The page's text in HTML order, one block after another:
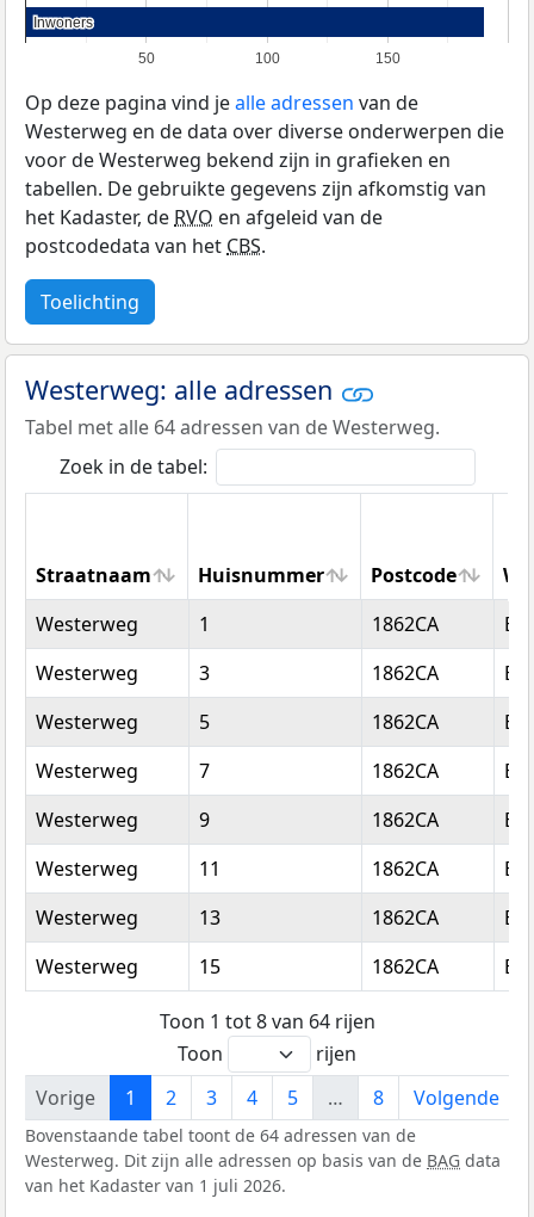
50 100 150
Inwoners
Inwoners
Op deze pagina vind jealle adressen van de
Westerweg en de data over diverse onderwerpen die
voor de Westerweg bekend zijn in grafieken en
tabellen. De gebruikte gegevens zijn afkomstig van
het Kadaster, deRVO en afgeleid van de
postcodedata van hetCBS.
Toelichting
Westerweg: alle adressen
Tabel met alle 64 adressen van de Westerweg.
Zoek in de tabel:
Straatnaam Huisnummer Postcode
Straatnaam
Huisnummer Postcode
Westerweg 1 1862CA
Westerweg
3 1862CA
Westerweg
5 1862CA
Westerweg
7 1862CA
Westerweg
9 1862CA
Westerweg
11 1862CA
Westerweg
13 1862CA
Westerweg
15 1862CA
Toon 1 tot 8 van 64 rijen
Toon
rijen
Vorige
1 2 3 4 5 … 8 Volgende
Bovenstaande tabel toont de 64 adressen van de
Westerweg. Dit zijn alle adressen op basis van de BAG data
van het Kadaster van 1 juli 2026.